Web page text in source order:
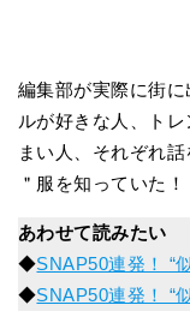
編集部が実際に街
ルが好きな人、ト
まい人、それぞれ
＂服を知っていた！
あわせて読みたい
◆SNAP50連発！ “
◆SNAP50連発！ “